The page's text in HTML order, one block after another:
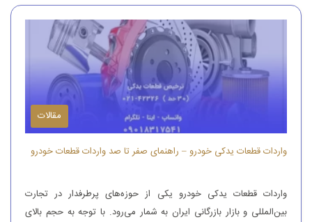
مقالات
واردات قطعات یدکی خودرو – راهنمای صفر تا صد واردات قطعات خودرو
واردات قطعات یدکی خودرو یکی از حوزه‌های پرطرفدار در تجارت
بین‌المللی و بازار بازرگانی ایران به شمار می‌رود. با توجه به حجم بالای